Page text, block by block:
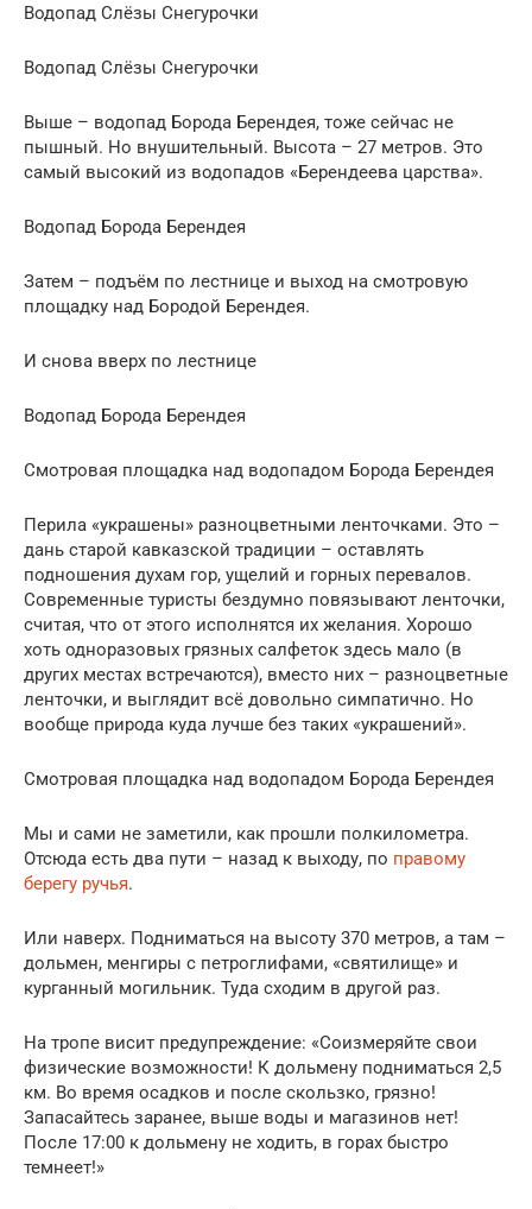
Водопад Слёзы Снегурочки
Водопад Слёзы Снегурочки
Выше – водопад Борода Берендея, тоже сейчас не
пышный. Но внушительный. Высота – 27 метров. Это
самый высокий из водопадов «Берендеева царства».
Водопад Борода Берендея
Затем – подъём по лестнице и выход на смотровую
площадку над Бородой Берендея.
И снова вверх по лестнице
Водопад Борода Берендея
Смотровая площадка над водопадом Борода Берендея
Перила «украшены» разноцветными ленточками. Это –
дань старой кавказской традиции – оставлять
подношения духам гор, ущелий и горных перевалов.
Современные туристы бездумно повязывают ленточки,
считая, что от этого исполнятся их желания. Хорошо
хоть одноразовых грязных салфеток здесь мало (в
других местах встречаются), вместо них – разноцветные
ленточки, и выглядит всё довольно симпатично. Но
вообще природа куда лучше без таких «украшений».
Смотровая площадка над водопадом Борода Берендея
Мы и сами не заметили, как прошли полкилометра.
Отсюда есть два пути – назад к выходу, по правому
берегу ручья.
Или наверх. Подниматься на высоту 370 метров, а там –
дольмен, менгиры с петроглифами, «святилище» и
курганный могильник. Туда сходим в другой раз.
На тропе висит предупреждение: «Соизмеряйте свои
физические возможности! К дольмену подниматься 2,5
км. Во время осадков и после скользко, грязно!
Запасайтесь заранее, выше воды и магазинов нет!
После 17:00 к дольмену не ходить, в горах быстро
темнеет!»